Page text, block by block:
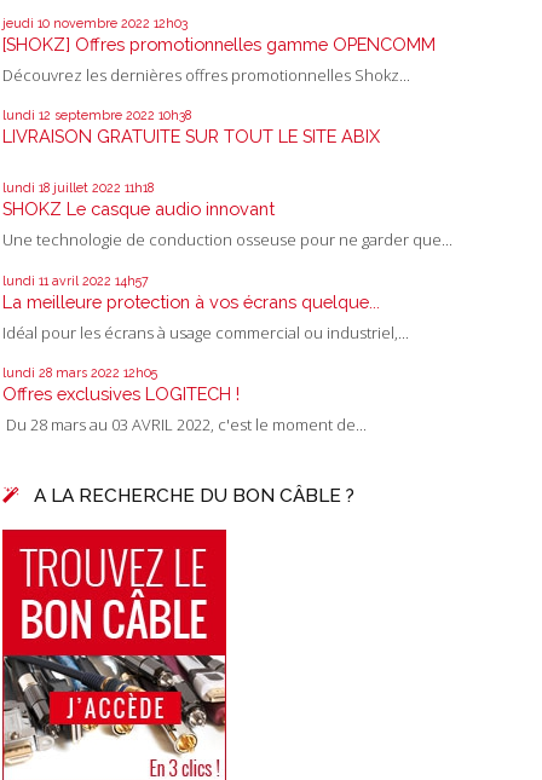
jeudi 10 novembre 2022 12h03
[SHOKZ] Offres promotionnelles gamme OPENCOMM
Découvrez les dernières offres promotionnelles Shokz...
lundi 12 septembre 2022 10h38
LIVRAISON GRATUITE SUR TOUT LE SITE ABIX
lundi 18 juillet 2022 11h18
SHOKZ Le casque audio innovant
Une technologie de conduction osseuse pour ne garder que...
lundi 11 avril 2022 14h57
La meilleure protection à vos écrans quelque...
Idéal pour les écrans à usage commercial ou industriel,...
lundi 28 mars 2022 12h05
Offres exclusives LOGITECH !
Du 28 mars au 03 AVRIL 2022, c'est le moment de...
A LA RECHERCHE DU BON CÂBLE ?